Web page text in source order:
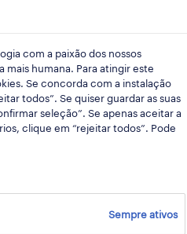
pesquisa
Aveiro
com a paixão dos nossos
mais humana. Para atingir este
Se concorda com a instalação
todos”. Se quiser guardar as suas
seleção”. Se apenas aceitar a
clique em “rejeitar todos”. Pode
Sempre ativos